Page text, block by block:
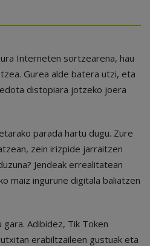
Interneten sortzearena, hau
Gurea alde batera utzi, eta
distopiara jotzeko joera
parada hartu dugu. Zure
zein irizpide jarraitzen
Jendeak errealitatean
maiz ingurune digitala baliatzen
Adibidez, Tik Token
erabiltzaileen gustuak eta